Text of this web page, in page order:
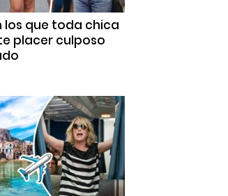
los que toda chica
placer culposo